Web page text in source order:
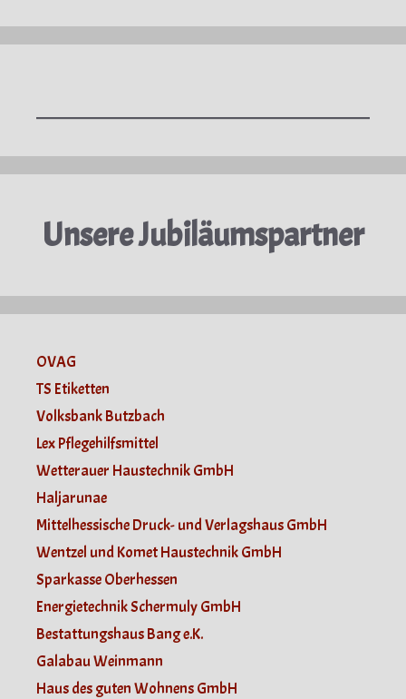
Unsere Jubiläumspartner
OVAG
TS Etiketten
Volksbank Butzbach
Lex Pflegehilfsmittel
Wetterauer Haustechnik GmbH
Haljarunae
Mittelhessische Druck- und Verlagshaus GmbH
Wentzel und Komet Haustechnik GmbH
Sparkasse Oberhessen
Energietechnik Schermuly GmbH
Bestattungshaus Bang e.K.
Galabau Weinmann
Haus des guten Wohnens GmbH